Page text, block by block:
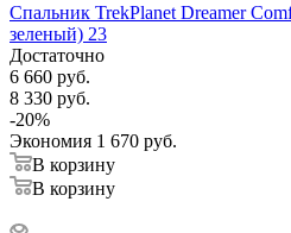
Спальник TrekPlanet Dreamer
зеленый) 23
Достаточно
6 660 руб.
8 330 руб.
-20%
Экономия 1 670 руб.
В корзину
В корзину